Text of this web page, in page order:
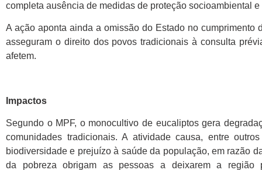
completa ausência de medidas de proteção socioambiental e
A ação aponta ainda a omissão do Estado no
asseguram o direito dos povos tradicionais à consulta
afetem.
Impactos
Segundo o MPF, o monocultivo de eucaliptos gera
comunidades tradicionais. A atividade causa, entre
biodiversidade e prejuízo à saúde da população, em razão
da pobreza obrigam as pessoas a deixarem a região